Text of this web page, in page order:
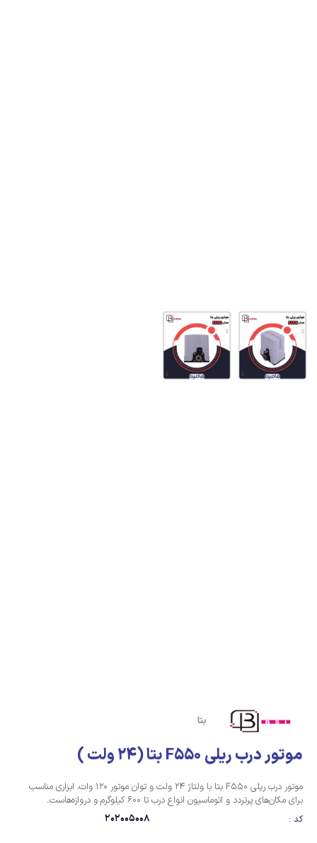
بتا
موتور درب ریلی F550 بتا (24 ولت )
موتور درب ریلی‎ F550 ‎بتا با ولتاژ 24 ولت و توان موتور 120 وات، ابزاری مناسب
برای مکان‌های پرتردد و اتوماسیون انواع درب‌ ‏تا 600 کیلوگرم و دروازه‌هاست. ‏
کد :
202005008